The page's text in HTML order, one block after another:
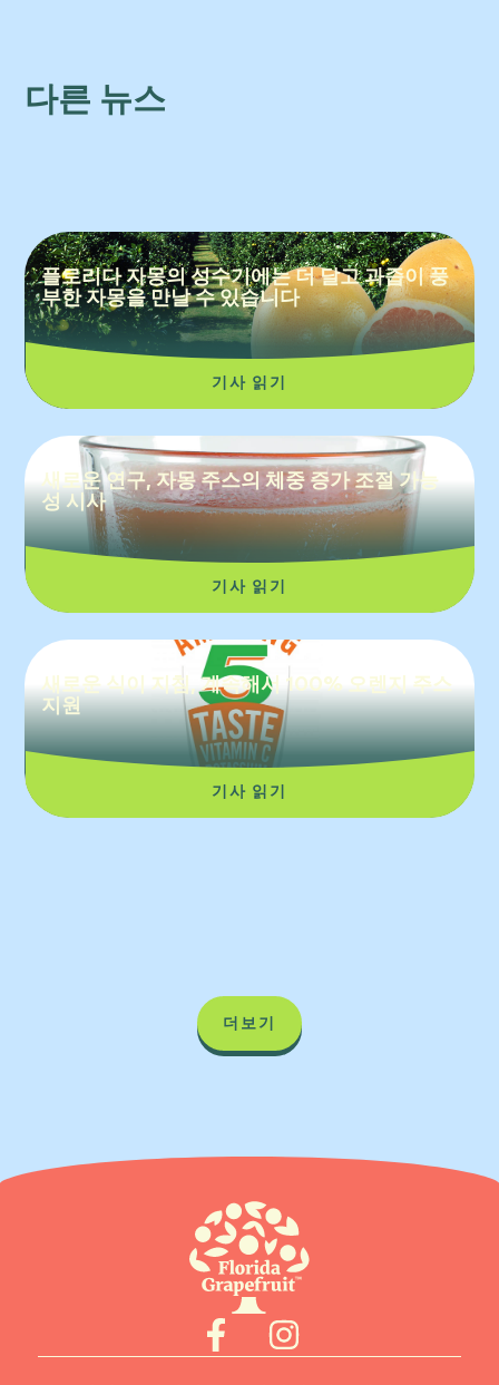
다른 뉴스
플로리다 자몽의 성수기에는 더 달고 과즙이 풍
부한 자몽을 만날 수 있습니다
기사 읽기
새로운 연구, 자몽 주스의 체중 증가 조절 가능
성 시사
기사 읽기
새로운 식이 지침, 계속해서 100% 오렌지 주스
지원
기사 읽기
더보기